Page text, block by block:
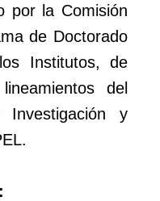
por la Comisión
de Doctorado
Institutos, de
del
Investigación y